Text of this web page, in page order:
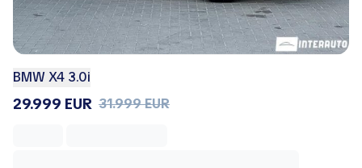
BMW X4 3.0i
29.999 EUR 31.999 EUR